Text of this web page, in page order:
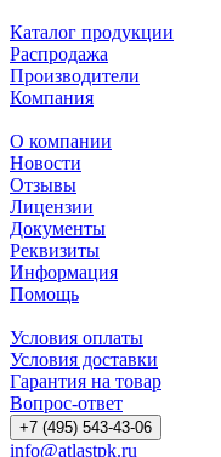
Каталог продукции
Распродажа
Производители
Компания
О компании
Новости
Отзывы
Лицензии
Документы
Реквизиты
Информация
Помощь
Условия оплаты
Условия доставки
Гарантия на товар
Вопрос-ответ
+7 (495) 543-43-06
info@atlastpk.ru